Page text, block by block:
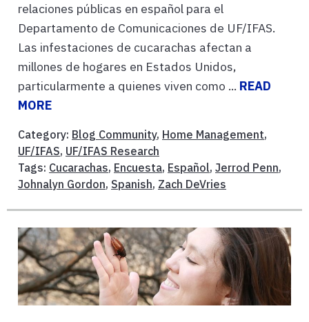
relaciones públicas en español para el
Departamento de Comunicaciones de UF/IFAS.
Las infestaciones de cucarachas afectan a
millones de hogares en Estados Unidos,
particularmente a quienes viven como ... READ
MORE
Category: Blog Community, Home Management,
UF/IFAS, UF/IFAS Research
Tags: Cucarachas, Encuesta, Español, Jerrod Penn,
Johnalyn Gordon, Spanish, Zach DeVries